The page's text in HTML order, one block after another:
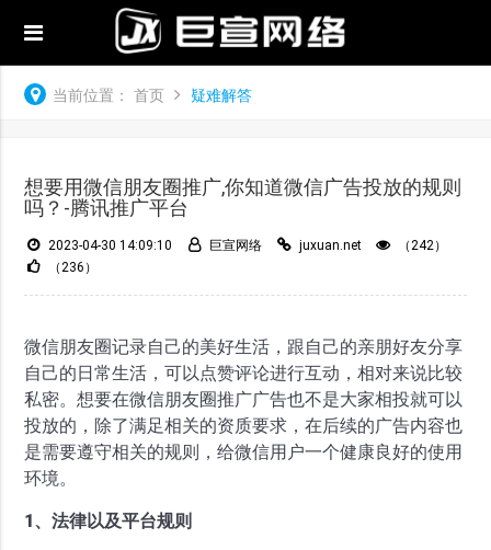
当前位置： 首页 疑难解答
想要用微信朋友圈推广,你知道微信广告投放的规则
吗？-腾讯推广平台
2023-04-30 14:09:10 巨宣网络 juxuan.net
（242）
（236）
微信朋友圈记录自己的美好生活，跟自己的亲朋好友分享
自己的日常生活，可以点赞评论进行互动，相对来说比较
私密。想要在微信朋友圈推广广告也不是大家相投就可以
投放的，除了满足相关的资质要求，在后续的广告内容也
是需要遵守相关的规则，给微信用户一个健康良好的使用
环境。
1、法律以及平台规则